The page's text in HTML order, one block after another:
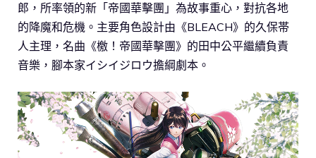
郎，所率領的新「帝國華擊團」為故事重心，對抗各地
的降魔和危機。主要角色設計由《BLEACH》的久保帯
人主理，名曲《檄！帝國華擊團》的田中公平繼續負責
音樂，腳本家イシイジロウ擔綱劇本。